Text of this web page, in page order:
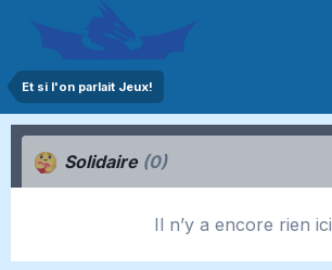
Et si l'on parlait Jeux!
Solidaire (0)
Il n’y a encore rien ici